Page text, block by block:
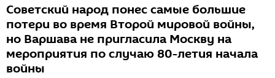
Советский народ понес самые большие
потери во время Второй мировой войны,
но Варшава не пригласила Москву на
мероприятия по случаю 80-летия начала
войны